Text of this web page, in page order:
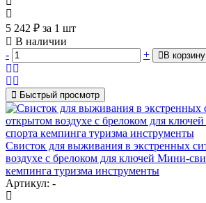
5 242 ₽ за 1 шт
В наличии
-
+ В корзину
Быстрый просмотр
Свисток для выживания в экстренных
воздухе с брелоком для ключей Мини-
кемпинга туризма инструменты
Артикул: -